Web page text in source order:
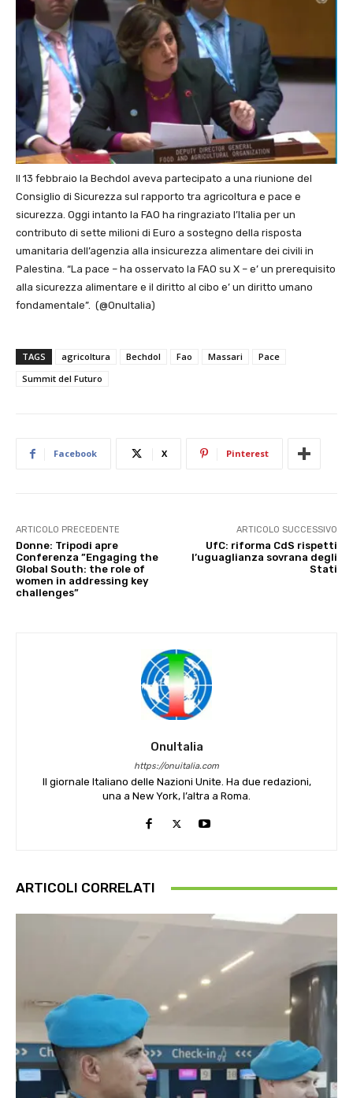
Il 13 febbraio la Bechdol aveva partecipato a una riunione del
Consiglio di Sicurezza sul rapporto tra agricoltura e pace e
sicurezza. Oggi intanto la FAO ha ringraziato l’Italia per un
contributo di sette milioni di Euro a sostegno della risposta
umanitaria dell’agenzia alla insicurezza alimentare dei civili in
Palestina. “La pace – ha osservato la FAO su X – e’ un prerequisito
alla sicurezza alimentare e il diritto al cibo e’ un diritto umano
fondamentale”. (@OnuItalia)
TAGS agricoltura Bechdol Fao Massari
Pace
Summit del Futuro
Facebook X Pinterest
ARTICOLO PRECEDENTE
Donne: Tripodi apre
Conferenza ”Engaging the
Global South: the role of
women in addressing key
challenges”
ARTICOLO SUCCESSIVO
UfC: riforma CdS rispetti
l’uguaglianza sovrana degli
Stati
OnuItalia
https://onuitalia.com
Il giornale Italiano delle Nazioni Unite. Ha due redazioni,
una a New York, l’altra a Roma.
ARTICOLI CORRELATI